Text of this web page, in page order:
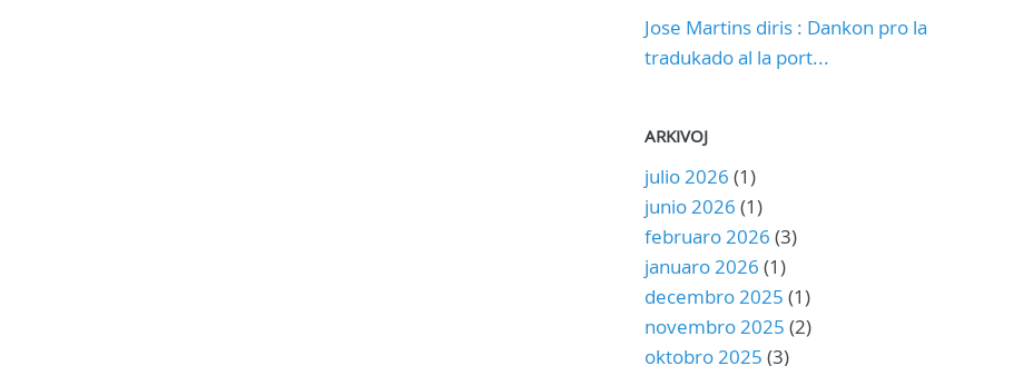
Jose Martins diris : Dankon pro la
tradukado al la port...
ARKIVOJ
julio 2026 (1)
junio 2026 (1)
februaro 2026 (3)
januaro 2026 (1)
decembro 2025 (1)
novembro 2025 (2)
oktobro 2025 (3)